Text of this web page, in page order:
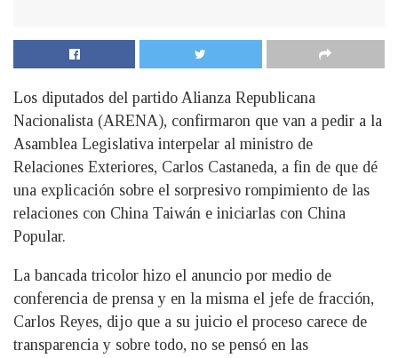
Los diputados del partido Alianza Republicana
Nacionalista (ARENA), confirmaron que van a pedir a la
Asamblea Legislativa interpelar al ministro de
Relaciones Exteriores, Carlos Castaneda, a fin de que dé
una explicación sobre el sorpresivo rompimiento de las
relaciones con China Taiwán e iniciarlas con China
Popular.
La bancada tricolor hizo el anuncio por medio de
conferencia de prensa y en la misma el jefe de fracción,
Carlos Reyes, dijo que a su juicio el proceso carece de
transparencia y sobre todo, no se pensó en las